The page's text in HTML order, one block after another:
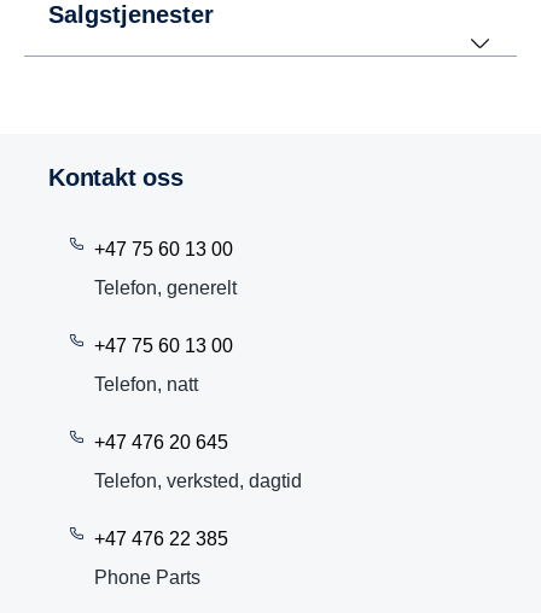
Salgstjenester
Kontakt oss
+47 75 60 13 00
Telefon, generelt
+47 75 60 13 00
Telefon, natt
+47 476 20 645
Telefon, verksted, dagtid
+47 476 22 385
Phone Parts